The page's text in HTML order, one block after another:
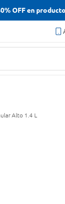
OFF en
Alto 1.4 L